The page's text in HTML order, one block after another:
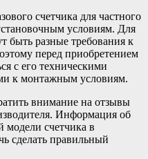
счетчика для частного
условиям. Для
быть разные требования к
перед приобретением
с его техническими
к монтажным условиям.
внимание на отзывы
Информация об
модели счетчика в
сделать правильный